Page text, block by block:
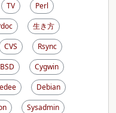
TV
Perl
生き方
CVS
Rsync
Cygwin
Debian
Sysadmin